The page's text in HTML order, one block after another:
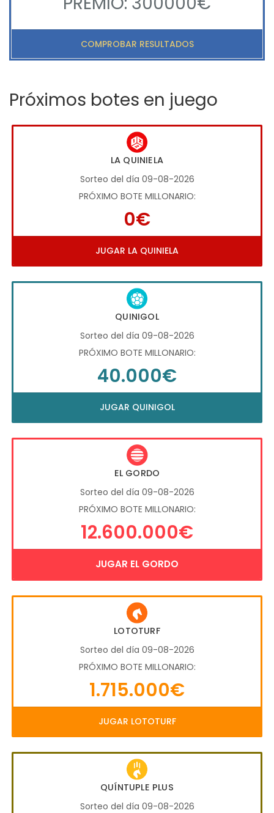
COMPROBAR RESULTADOS
Próximos botes en juego
LA QUINIELA
Sorteo del día 09-08-2026
PRÓXIMO BOTE MILLONARIO:
0€
JUGAR LA QUINIELA
QUINIGOL
Sorteo del día 09-08-2026
PRÓXIMO BOTE MILLONARIO:
40.000€
JUGAR QUINIGOL
EL GORDO
Sorteo del día 09-08-2026
PRÓXIMO BOTE MILLONARIO:
12.600.000€
JUGAR EL GORDO
LOTOTURF
Sorteo del día 09-08-2026
PRÓXIMO BOTE MILLONARIO:
1.715.000€
JUGAR LOTOTURF
QUÍNTUPLE PLUS
Sorteo del día 09-08-2026